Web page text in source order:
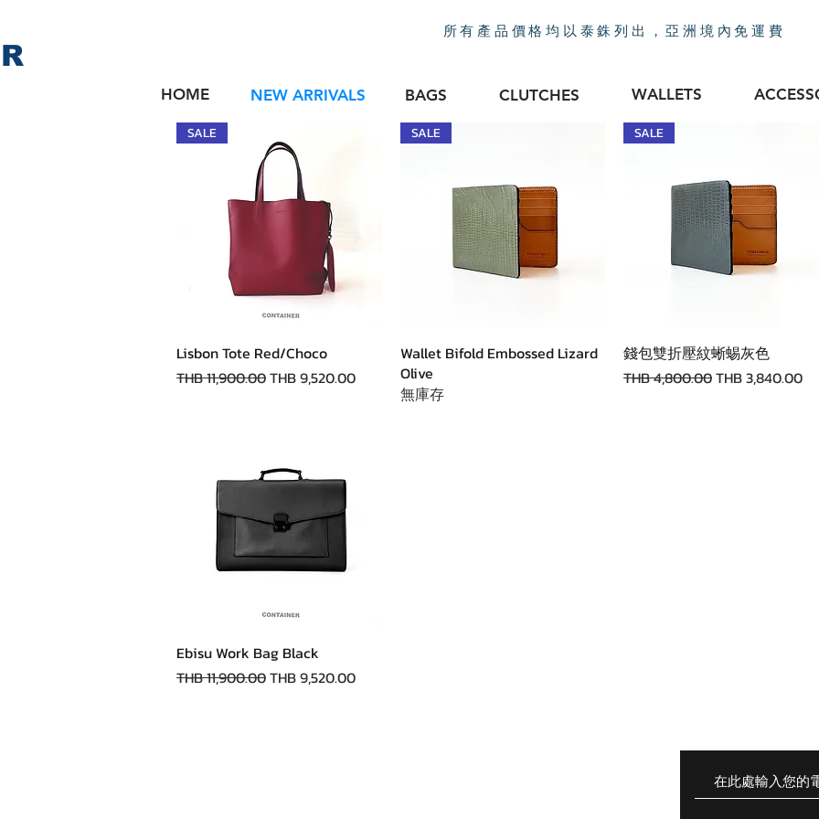
所有產品價格均以泰銖列出，亞洲境內免運費
HOME NEW ARRIVALS BAGS CLUTCHES WALLETS
快速瀏覽
SALE
Lisbon Tote Red/Choco
一般價格
THB 11,900.00促銷價格
THB 9,520.00
快速瀏覽
SALE
Wallet Bifold Embossed Lizard
Olive
無庫存
快速瀏覽
SALE
錢包雙折壓紋蜥蜴灰色
一般價格
THB 4,800.00促銷價格
THB 3,840.00
快速瀏覽
Ebisu Work Bag Black
一般價格
THB 11,900.00促銷價格
THB 9,520.00